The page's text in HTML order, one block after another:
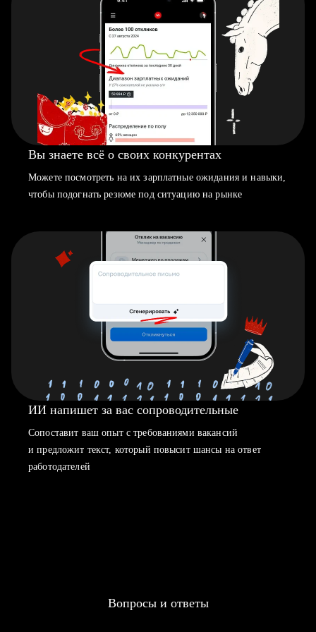
Вы знаете всё о своих конкурентах
Можете посмотреть на их зарплатные ожидания и навыки,
чтобы подогнать резюме под ситуацию на рынке
ИИ напишет за вас сопроводительные
Сопоставит ваш опыт с требованиями вакансий
и предложит текст, который повысит шансы на ответ
работодателей
Вопросы и ответы